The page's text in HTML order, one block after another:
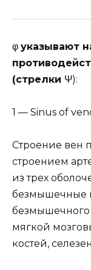
φ указывают
(стрелки Ψ):
1 — Sinus of
Строение вен
строением
из трех
безмышечные
безмышечного
мягкой
костей,